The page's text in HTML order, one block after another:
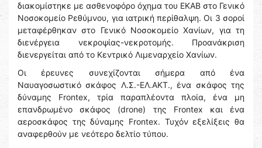
διακομίστηκε με ασθενοφόρο όχημα του ΕΚΑΒ στο Γενικό
Νοσοκομείο Ρεθύμνου, για ιατρική περίθαλψη. Οι 3 σοροί
μεταφέρθηκαν στο Γενικό Νοσοκομείο Χανίων, για τη
διενέργεια νεκροψίας-νεκροτομής. Προανάκριση
διενεργείται από το Κεντρικό Λιμεναρχείο Χανίων.
Οι έρευνες συνεχίζονται σήμερα από ένα
Ναυαγοσωστικό σκάφος Λ.Σ.-ΕΛ.ΑΚΤ., ένα σκάφος της
δύναμης Frontex, τρία παραπλέοντα πλοία, ένα μη
επανδρωμένο σκάφος (drone) της Frontex και ένα
αεροσκάφος της δύναμης Frontex. Τυχόν εξελίξεις θα
αναφερθούν με νεότερο δελτίο τύπου.